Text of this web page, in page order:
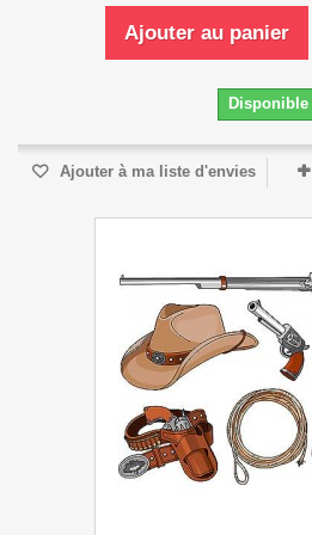
Ajouter au panier
Disponible
Ajouter à ma liste d'envies